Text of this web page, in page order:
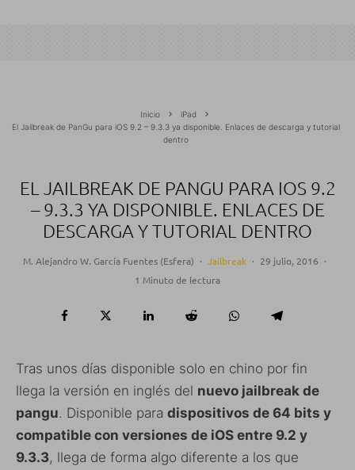
Inicio
iPad
El Jailbreak de PanGu para iOS 9.2 – 9.3.3 ya disponible. Enlaces de descarga y tutorial
dentro
EL JAILBREAK DE PANGU PARA IOS 9.2
– 9.3.3 YA DISPONIBLE. ENLACES DE
DESCARGA Y TUTORIAL DENTRO
M. Alejandro W. García Fuentes (Esfera) · Jailbreak · 29 julio, 2016 ·
1 Minuto de lectura
Tras unos días disponible solo en chino por fin
llega la versión en inglés del nuevo jailbreak de
pangu. Disponible para dispositivos de 64 bits y
compatible con versiones de iOS entre 9.2 y
9.3.3, llega de forma algo diferente a los que